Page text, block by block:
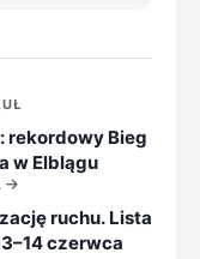
rekordowy Bieg
w Elblągu
ruchu. Lista
czerwca